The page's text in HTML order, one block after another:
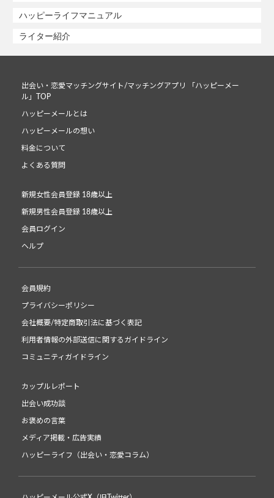
ハッピーライフマニュアル
ライター紹介
出会い・恋愛マッチングサイト/マッチングアプリ 「ハッピーメー
ル」TOP
ハッピーメールとは
ハッピーメールの想い
料金について
よくある質問
新規女性会員登録 18歳以上
新規男性会員登録 18歳以上
会員ログイン
ヘルプ
会員規約
プライバシーポリシー
会社概要/特定商取引法に基づく表記
利用者情報の外部送信に関するガイドライン
コミュニティガイドライン
カップルレポート
出会い成功談
お褒めの言葉
メディア掲載・広告実績
ハッピーライフ（出会い・恋愛コラム）